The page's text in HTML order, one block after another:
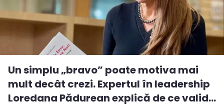
Un simplu „bravo” poate motiva mai
mult decât crezi. Expertul în leadership
Loredana Pădurean explică de ce valid...